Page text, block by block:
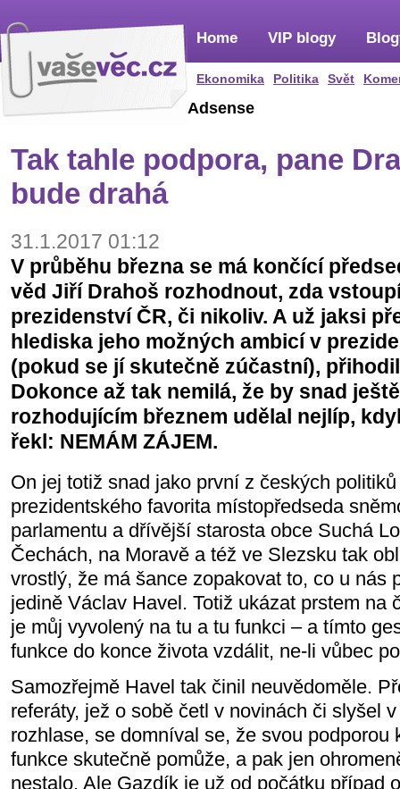
Home
Ekonomika Politika Svět
VIP blogy
Adsense
Tak tahle podpora, pane
bude drahá
31.1.2017 01:12
V průběhu března se má končící
věd Jiří Drahoš rozhodnout, zda
prezidenství ČR, či nikoliv. A už jaksi
hlediska jeho možných ambicí v
(pokud se jí skutečně zúčastní),
Dokonce až tak nemilá, že by snad
rozhodujícím březnem udělal nejlíp,
řekl: NEMÁM ZÁJEM.
On jej totiž snad jako první z českých
prezidentského favorita místopředseda
parlamentu a dřívější starosta obce Suchá
Čechách, na Moravě a též ve Slezsku tak
vrostlý, že má šance zopakovat to, co u nás
jedině Václav Havel. Totiž ukázat prstem na
je můj vyvolený na tu a tu funkci – a tímto
funkce do konce života vzdálit, ne-li vůbec
Samozřejmě Havel tak činil neuvědoměle.
referáty, jež o sobě četl v novinách či slyšel
rozhlase, se domníval se, že svou podporou
funkce skutečně pomůže, a pak jen
nestalo. Ale Gazdík je už od počátku případ